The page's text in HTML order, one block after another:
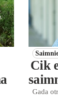
Cik
Gada